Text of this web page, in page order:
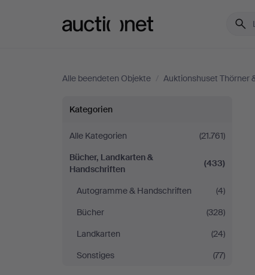
Alle beendeten Objekte / Auktionshuset Thörner
Bücher,
Landkarten
&
Handschriften
bei
Auktionshuset
Kategorien
Alle Kategorien
(21.761)
Bücher, Landkarten &
Handschriften
(433)
Autogramme & Handschriften
(4)
Bücher
(328)
Landkarten
(24)
Sonstiges
(77)